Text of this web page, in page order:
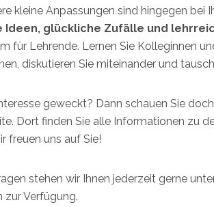
kleine Anpassungen sind hingegen bei
Ideen, glückliche Zufälle und
für Lehrende. Lernen Sie Kolleginnen
diskutieren Sie miteinander und
geweckt? Dann schauen Sie
Dort finden Sie alle Informationen zu
freuen uns auf Sie!
stehen wir Ihnen jederzeit gerne
zur Verfügung.